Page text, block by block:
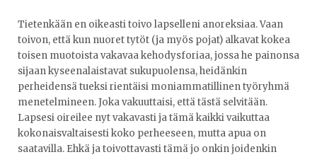
Tietenkään en oikeasti toivo lapselleni anoreksiaa. Vaan
toivon, että kun nuoret tytöt (ja myös pojat) alkavat kokea
toisen muotoista vakavaa kehodysforiaa, jossa he painonsa
sijaan kyseenalaistavat sukupuolensa, heidänkin
perheidensä tueksi rientäisi moniammatillinen työryhmä
menetelmineen. Joka vakuuttaisi, että tästä selvitään.
Lapsesi oireilee nyt vakavasti ja tämä kaikki vaikuttaa
kokonaisvaltaisesti koko perheeseen, mutta apua on
saatavilla. Ehkä ja toivottavasti tämä jo onkin joidenkin